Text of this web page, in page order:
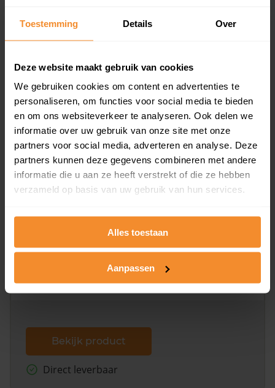
Toestemming Details Over
Deze website maakt gebruik van cookies
We gebruiken cookies om content en advertenties te
personaliseren, om functies voor social media te bieden
en om ons websiteverkeer te analyseren. Ook delen we
informatie over uw gebruik van onze site met onze
partners voor social media, adverteren en analyse. Deze
partners kunnen deze gegevens combineren met andere
informatie die u aan ze heeft verstrekt of die ze hebben
verzameld op basis van uw gebruik van hun services.
Alles toestaan
Aanpassen
en koopdatum) binnen een postcodegebied. Dit
koopsommen.
Bekijk product
Direct leverbaar
Kadastrale kaart pakket
Alleen globale ligging perceel
omliggende percelen met de kadastrale erfgrenzen,
Bekijk product
Direct leverbaar